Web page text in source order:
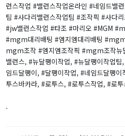
런스작업 #밸런스작업온라인 #네임드밸
팀 #사다리밸런스작업팀 #조작픽 #사다
#jw밸런스작업 #타조 #마리오 #MGM
#mgm대리배팅 #엠지엠대리배팅
mgm조작 #엠지엠조작픽 #mgm조작뉴
밸런스, #뉴달팽이작업, #뉴달팽이작업
임드달팽이, #달팽이작업, #네임드달팽
투스바카라, #로투스, #로투스작업, #로
.